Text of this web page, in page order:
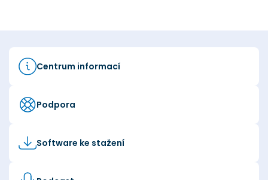
Centrum informací
Podpora
Software ke stažení